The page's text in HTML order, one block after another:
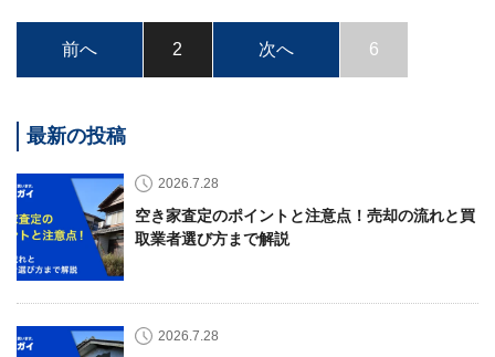
メ
受
翌
営
業
日
ま
で
に
ご
返
前へ 2 次へ 6
最新の投稿
2026.7.28
空き家査定のポイントと注意点！売却の流れと買
取業者選び方まで解説
2026.7.28